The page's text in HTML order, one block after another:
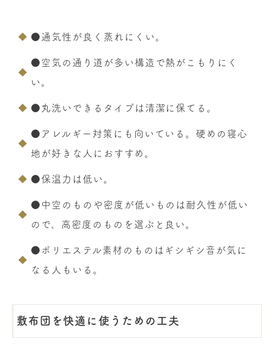
●通気性が良く蒸れにくい。
●空気の通り道が多い構造で熱がこもりにく
い。
●丸洗いできるタイプは清潔に保てる。
●アレルギー対策にも向いている。硬めの寝心
地が好きな人におすすめ。
●保温力は低い。
●中空のものや密度が低いものは耐久性が低い
ので、高密度のものを選ぶと良い。
●ポリエステル素材のものはギシギシ音が気に
なる人もいる。
敷布団を快適に使うための工夫